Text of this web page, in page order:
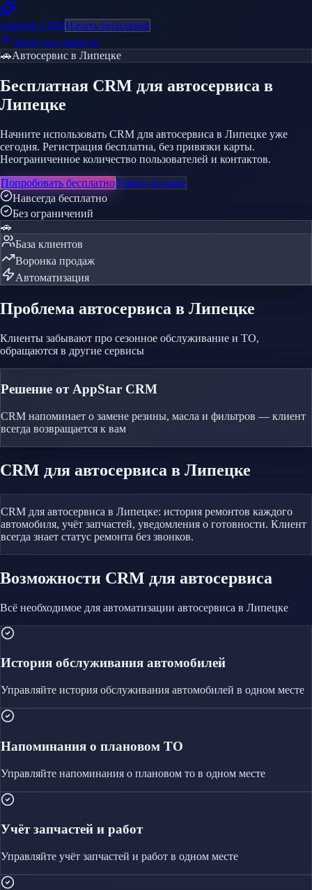
AppStarCRMНачать бесплатно
Назад на главную
🚗Автосервис в Липецке
Бесплатная CRM для автосервиса в
Липецке
Начните использовать CRM для автосервиса в Липецке уже
сегодня. Регистрация бесплатна, без привязки карты.
Неограниченное количество пользователей и контактов.
Попробовать бесплатноУзнать больше
Навсегда бесплатно
Без ограничений
🚗
База клиентов
Воронка продаж
Автоматизация
Проблема автосервиса в Липецке
Клиенты забывают про сезонное обслуживание и ТО,
обращаются в другие сервисы
Решение от AppStar CRM
CRM напоминает о замене резины, масла и фильтров — клиент
всегда возвращается к вам
CRM для автосервиса в Липецке
CRM для автосервиса в Липецке: история ремонтов каждого
автомобиля, учёт запчастей, уведомления о готовности. Клиент
всегда знает статус ремонта без звонков.
Возможности CRM для автосервиса
Всё необходимое для автоматизации автосервиса в Липецке
История обслуживания автомобилей
Управляйте история обслуживания автомобилей в одном месте
Напоминания о плановом ТО
Управляйте напоминания о плановом то в одном месте
Учёт запчастей и работ
Управляйте учёт запчастей и работ в одном месте